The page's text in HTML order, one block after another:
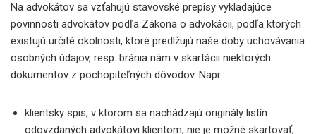
Na advokátov sa vzťahujú stavovské prepisy vykladajúce
povinnosti advokátov podľa Zákona o advokácii, podľa ktorých
existujú určité okolnosti, ktoré predlžujú naše doby uchovávania
osobných údajov, resp. bránia nám v skartácii niektorých
dokumentov z pochopiteľných dôvodov. Napr.:
klientsky spis, v ktorom sa nachádzajú originály listín
odovzdaných advokátovi klientom, nie je možné skartovať;